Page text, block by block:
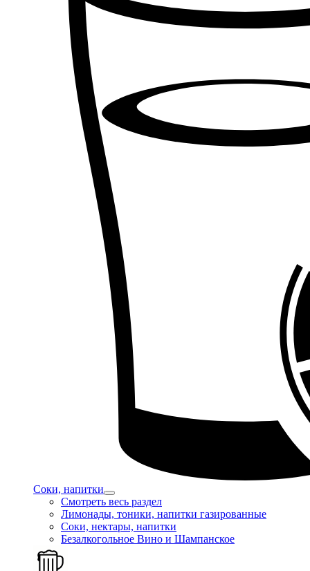
Соки, напитки
Смотреть весь раздел
Лимонады, тоники, напитки газированные
Соки, нектары, напитки
Безалкогольное Вино и Шампанское